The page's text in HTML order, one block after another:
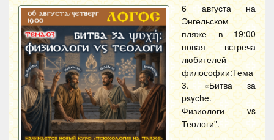
6 августа на
Энгельском
пляже в 19:00
новая встреча
любителей
философии:Тема
3. «Битва за
psyche.
Физиологи vs
Теологи".